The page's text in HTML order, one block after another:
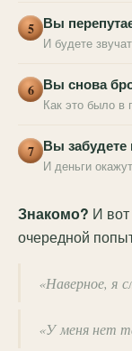
5 Вы
И будете
6 Вы снова
Как это было
7 Вы забудете
И деньги
Знакомо? И
очередной
«Наверное, я
«У меня нет